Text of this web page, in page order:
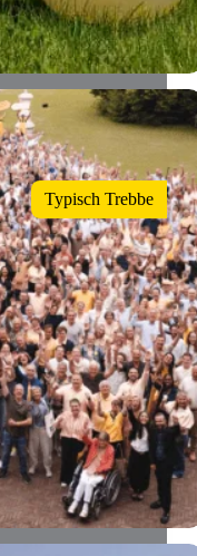
Typisch Trebbe